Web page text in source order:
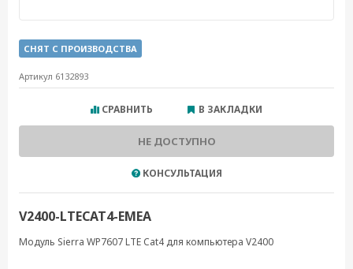
СНЯТ С ПРОИЗВОДСТВА
Артикул 6132893
СРАВНИТЬ В ЗАКЛАДКИ
НЕ ДОСТУПНО
КОНСУЛЬТАЦИЯ
V2400-LTECAT4-EMEA
Модуль Sierra WP7607 LTE Cat4 для компьютера V2400